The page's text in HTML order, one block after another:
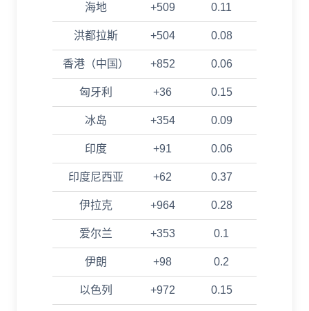
海地 +509 0.11
洪都拉斯 +504 0.08
香港（中国） +852 0.06
匈牙利 +36 0.15
冰岛 +354 0.09
印度 +91 0.06
印度尼西亚 +62 0.37
伊拉克 +964 0.28
爱尔兰 +353 0.1
伊朗 +98 0.2
以色列 +972 0.15